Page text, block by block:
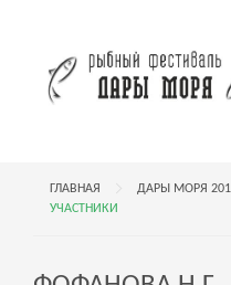
ГЛАВНАЯ ДАРЫ МОРЯ
УЧАСТНИКИ